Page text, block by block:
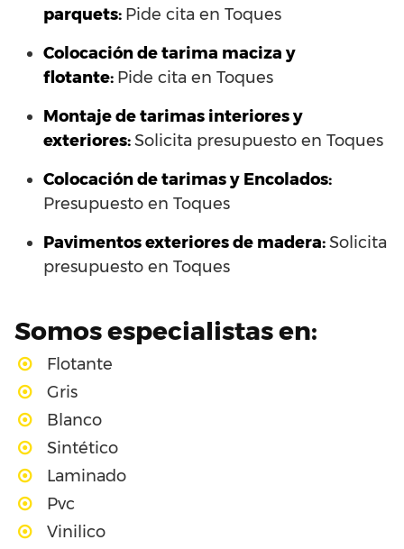
parquets: Pide cita en Toques
Colocación de tarima maciza y
flotante: Pide cita en Toques
Montaje de tarimas interiores y
exteriores:Solicita presupuesto en Toques
Colocación de tarimas y Encolados:
Presupuesto en Toques
Pavimentos exteriores de madera:Solicita
presupuesto en Toques
Somos especialistas en:
Flotante
Gris
Blanco
Sintético
Laminado
Pvc
Vinilico